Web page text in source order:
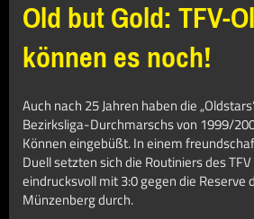
Old but Gold: TFV-
können es noch!
Auch nach 25 Jahren haben die
Bezirksliga-Durchmarschs von 1999/
Können eingebüßt. In einem
Duell setzten sich die Routiniers des
eindrucksvoll mit 3:0 gegen die Reserve
Münzenberg durch.